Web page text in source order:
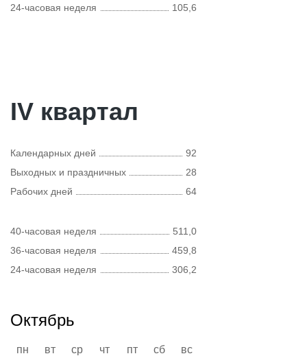
24-часовая неделя
105,6
IV квартал
Календарных дней
92
Выходных и праздничных
28
Рабочих дней
64
40-часовая неделя
511,0
36-часовая неделя
459,8
24-часовая неделя
306,2
Октябрь
пн вт ср чт пт сб
вс